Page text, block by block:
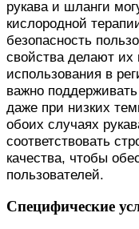
рукава и шланги
кислородной
безопасность
свойства делают
использования в
важно
даже при низких
обоих случаях
соответствовать
качества, чтобы
пользователей.
Специфические